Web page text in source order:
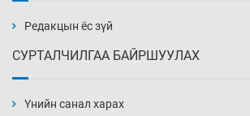
Өчигдөр 14 цаг 00 мин
нэмэгджээ
Редакцын ёс зүй
СУРТАЛЧИЛГАА БАЙРШУУЛАХ
Үнийн санал харах